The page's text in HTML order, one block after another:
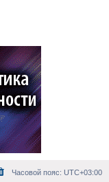
Часовой пояс: UTC+03:00